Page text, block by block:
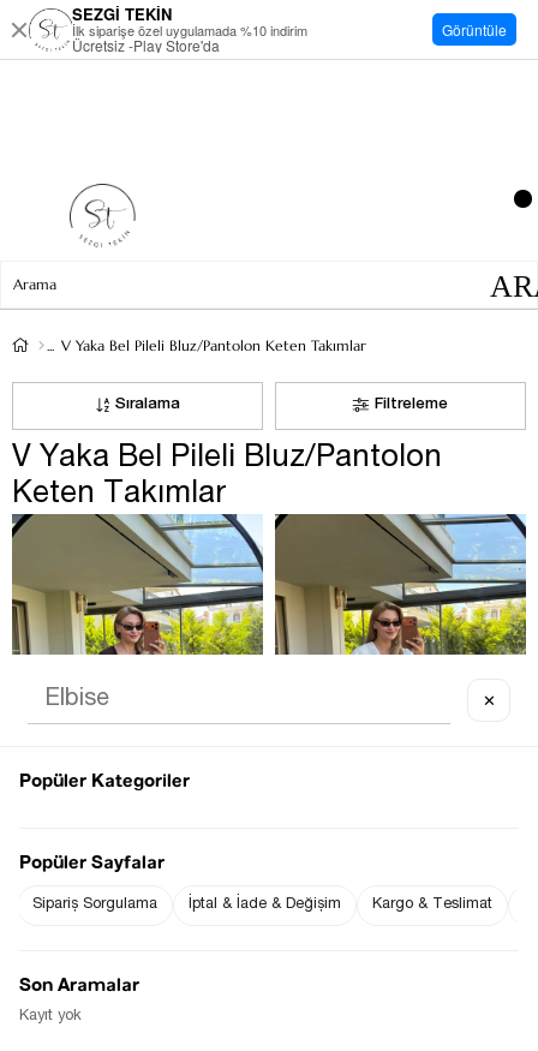
V Yaka Bel Pileli Bluz/Pantolon Keten Takımlar
Filtreleme
Sıralama
V Yaka Bel Pileli Bluz/Pantolon
Keten Takımlar
V YAKA BEL PILELI
$0.00
V YAKA BEL PILELI
SEZGİ TEKİN
İlk siparişe özel uygulamada %10 indirim
Ücretsiz -Play Store'da
Görüntüle
✕
Popüler Kategoriler
Popüler Sayfalar
Sipariş Sorgulama İptal & İade & Değişim Kargo & Teslimat
Son Aramalar
Kayıt yok